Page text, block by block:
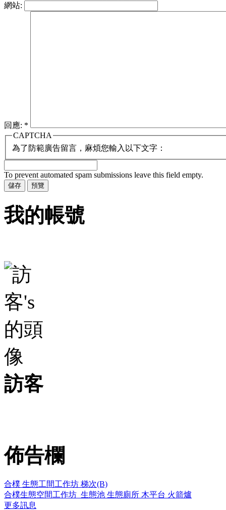
網站:
回應: *
CAPTCHA
為了防範廣告留言，麻煩您輸入以下文字：
To prevent automated spam submissions leave this field empty.
我的帳號
訪客
佈告欄
合樸 生態工間工作坊 梯次(B)
合樸生態空間工作坊_生態池 生態廁所 木平台 火箭爐
更多訊息